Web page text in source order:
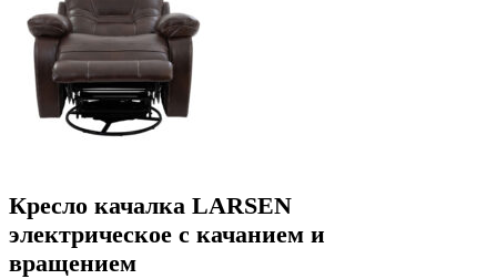
Кресло качалка LARSEN
электрическое с качанием и
вращением